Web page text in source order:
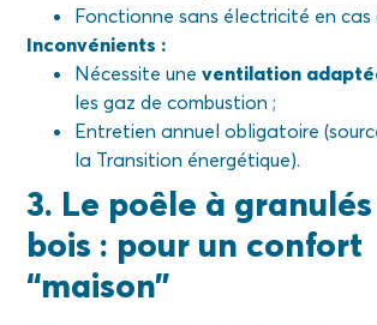
Fonctionne sans électricité en cas
Inconvénients :
Nécessite uneventilation
les gaz de combustion ;
Entretien annuel obligatoire
la Transition énergétique).
3. Le poêle à
bois : pour un confort
“maison”